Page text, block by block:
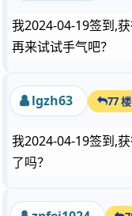
我2024-04-19签到,
再来试试手气吧？
lgzh63 77 楼
我2024-04-19签到,
了吗？